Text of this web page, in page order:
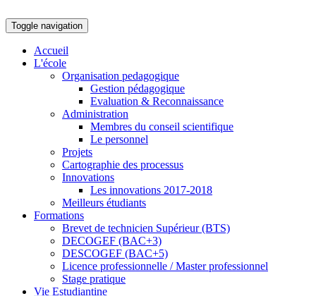
Toggle navigation
Accueil
L'école
Organisation pedagogique
Gestion pédagogique
Evaluation & Reconnaissance
Administration
Membres du conseil scientifique
Le personnel
Projets
Cartographie des processus
Innovations
Les innovations 2017-2018
Meilleurs étudiants
Formations
Brevet de technicien Supérieur (BTS)
DECOGEF (BAC+3)
DESCOGEF (BAC+5)
Licence professionnelle / Master professionnel
Stage pratique
Vie Estudiantine